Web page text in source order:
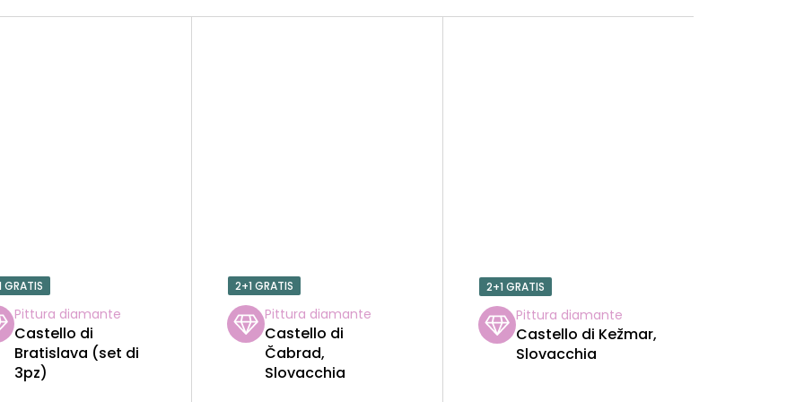
GRATIS
Pittura diamante
Castello di
Bratislava (set di
3pz)
2+1 GRATIS
Pittura diamante
Castello di
Čabrad,
Slovacchia
2+1 GRATIS
Pittura diamante
Castello di Kežmar,
Slovacchia